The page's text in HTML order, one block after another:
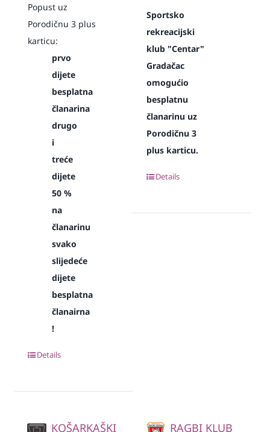
Popust uz
Porodičnu 3 plus
karticu:
prvo
dijete
besplatna
članarina
drugo
i
treće
dijete
50 %
na
članarinu
svako
slijedeće
dijete
besplatna
članairna
!
Details
Sportsko
rekreacijski
klub "Centar"
Gradačac
omogućio
besplatnu
članarinu uz
Porodičnu 3
plus karticu.
Details
KOŠARKAŠKI
RAGBI KLUB